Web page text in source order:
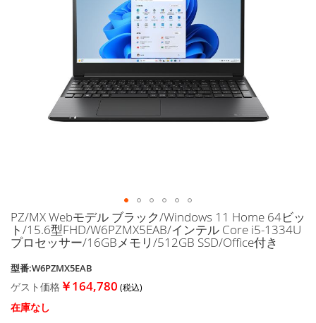
イ
メ
ー
ギ
ャ
ラ
リ
PZ/MX Webモデル ブラック/Windows 11 Home 64ビッ
ト/15.6型FHD/W6PZMX5EAB/インテル Core i5-1334U
プロセッサー/16GBメモリ/512GB SSD/Office付き
型番:W6PZMX5EAB
ゲスト価格 ￥164,780
在庫なし